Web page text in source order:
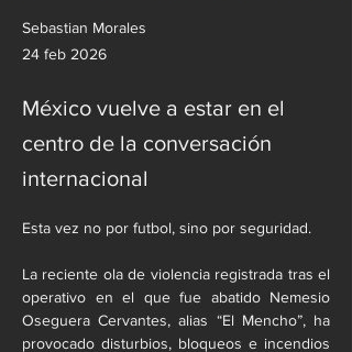
Sebastian Morales
24 feb 2026
México vuelve a estar en el
centro de la conversación
internacional
Esta vez no por futbol, sino por seguridad.
La reciente ola de violencia registrada tras el
operativo en el que fue abatido Nemesio
Oseguera Cervantes, alias “El Mencho”, ha
provocado disturbios, bloqueos e incendios